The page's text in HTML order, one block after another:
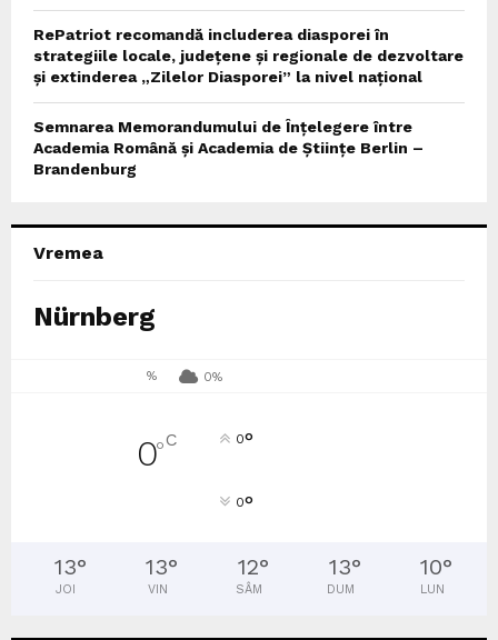
RePatriot recomandă includerea diasporei în
strategiile locale, județene și regionale de dezvoltare
și extinderea „Zilelor Diasporei” la nivel național
Semnarea Memorandumului de Înțelegere între
Academia Română și Academia de Științe Berlin –
Brandenburg
Vremea
Nürnberg
% 0%
0°C 0°
0°
13°
JOI
13°
VIN
12°
SÂM
13°
DUM
10°
LUN